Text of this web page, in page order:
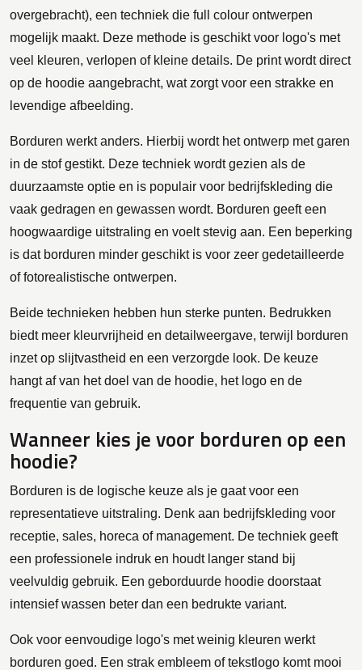
overgebracht), een techniek die full colour ontwerpen
mogelijk maakt. Deze methode is geschikt voor logo's met
veel kleuren, verlopen of kleine details. De print wordt direct
op de hoodie aangebracht, wat zorgt voor een strakke en
levendige afbeelding.
Borduren werkt anders. Hierbij wordt het ontwerp met garen
in de stof gestikt. Deze techniek wordt gezien als de
duurzaamste optie en is populair voor bedrijfskleding die
vaak gedragen en gewassen wordt. Borduren geeft een
hoogwaardige uitstraling en voelt stevig aan. Een beperking
is dat borduren minder geschikt is voor zeer gedetailleerde
of fotorealistische ontwerpen.
Beide technieken hebben hun sterke punten. Bedrukken
biedt meer kleurvrijheid en detailweergave, terwijl borduren
inzet op slijtvastheid en een verzorgde look. De keuze
hangt af van het doel van de hoodie, het logo en de
frequentie van gebruik.
Wanneer kies je voor borduren op een
hoodie?
Borduren is de logische keuze als je gaat voor een
representatieve uitstraling. Denk aan bedrijfskleding voor
receptie, sales, horeca of management. De techniek geeft
een professionele indruk en houdt langer stand bij
veelvuldig gebruik. Een geborduurde hoodie doorstaat
intensief wassen beter dan een bedrukte variant.
Ook voor eenvoudige logo's met weinig kleuren werkt
borduren goed. Een strak embleem of tekstlogo komt mooi